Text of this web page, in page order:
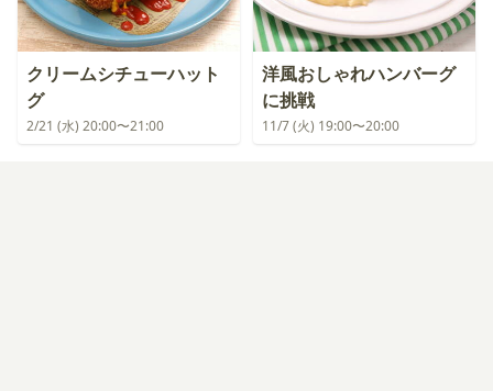
クリームシチューハット
グ
2/21 (水) 20:00〜21:00
洋風おしゃれハンバーグ
に挑戦
11/7 (火) 19:00〜20:00